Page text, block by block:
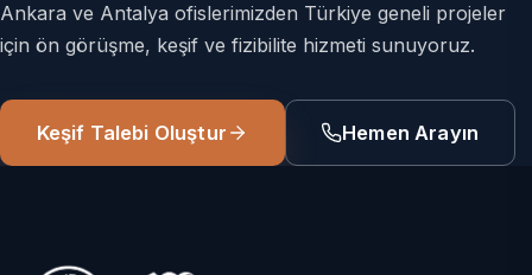
Ankara ve Antalya ofislerimizden Türkiye geneli projeler
için ön görüşme, keşif ve fizibilite hizmeti sunuyoruz.
Keşif Talebi Oluştur Hemen Arayın